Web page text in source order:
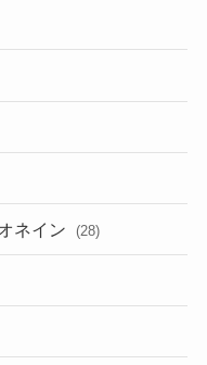
ネイン (28)